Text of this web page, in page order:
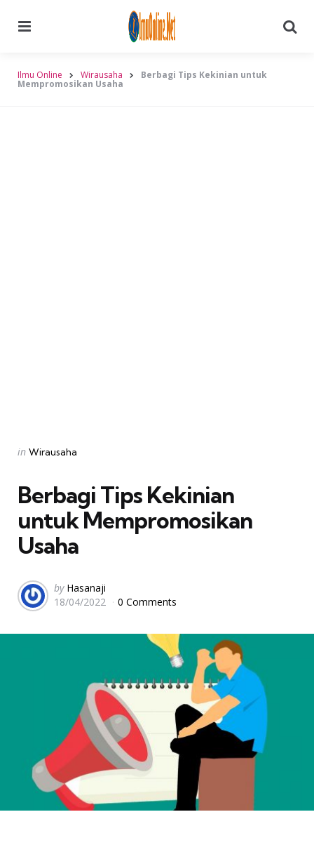
Ilmu Online Wirausaha Berbagi Tips Kekinian untuk
Mempromosikan Usaha
Categories
Posted
in Wirausaha
Berbagi Tips Kekinian
untuk Mempromosikan
Usaha
Posted
by
by Hasanaji
18/04/2022
0 Comments